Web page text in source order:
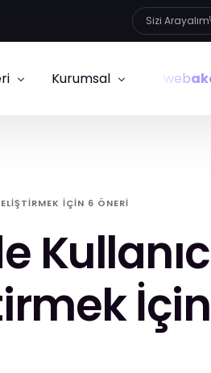
Sizi Arayalım
Kurumsal
Ekibimiz
Blog
İletişim
Uygulamalar
E-ticaret Sözlüğü
web
İÇIN 6 ÖNERI